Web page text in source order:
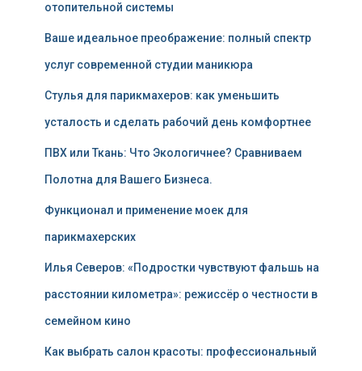
отопительной системы
Ваше идеальное преображение: полный спектр
услуг современной студии маникюра
Стулья для парикмахеров: как уменьшить
усталость и сделать рабочий день комфортнее
ПВХ или Ткань: Что Экологичнее? Сравниваем
Полотна для Вашего Бизнеса.
Функционал и применение моек для
парикмахерских
Илья Северов: «Подростки чувствуют фальшь на
расстоянии километра»: режиссёр о честности в
семейном кино
Как выбрать салон красоты: профессиональный